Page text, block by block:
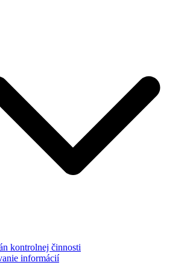
kontrolnej činnosti
informácií